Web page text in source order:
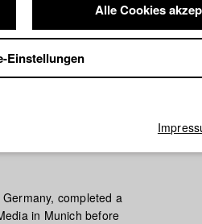
completed a
in Munich before
Alle Cookies
Einstellungen